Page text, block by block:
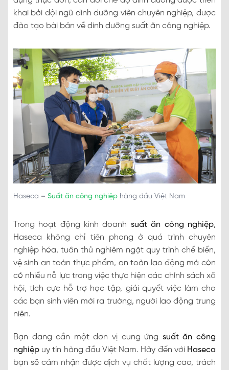
khai bởi đội ngũ dinh dưỡng viên chuyên nghiệp, được
đào tạo bài bản về dinh dưỡng suất ăn công nghiệp.
Haseca – Suất ăn công nghiệp hàng đầu Việt Nam
Trong hoạt động kinh doanh suất ăn công nghiệp,
Haseca không chỉ tiên phong ở quá trình chuyên
nghiệp hóa, tuân thủ nghiêm ngặt quy trình chế biến,
vệ sinh an toàn thực phẩm, an toàn lao động mà còn
có nhiều nỗ lực trong việc thực hiện các chính sách xã
hội, tích cực hỗ trợ học tập, giải quyết việc làm cho
các bạn sinh viên mới ra trường, người lao động trung
niên.
Bạn đang cần một đơn vị cung ứng suất ăn công
nghiệp uy tín hàng đầu Việt Nam. Hãy đến vớiHaseca
bạn sẽ cảm nhận được dịch vụ chất lượng cao, trách